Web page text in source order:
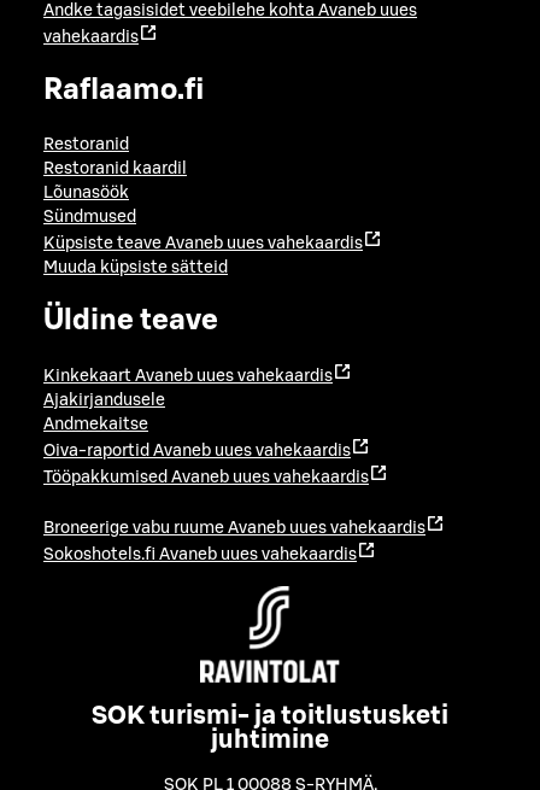
Andke tagasisidet veebilehe kohta Avaneb uues
vahekaardis
Raflaamo.fi
Restoranid
Restoranid kaardil
Lõunasöök
Sündmused
Küpsiste teave Avaneb uues vahekaardis
Muuda küpsiste sätteid
Üldine teave
Kinkekaart Avaneb uues vahekaardis
Ajakirjandusele
Andmekaitse
Oiva-raportid Avaneb uues vahekaardis
Tööpakkumised Avaneb uues vahekaardis
Broneerige vabu ruume Avaneb uues vahekaardis
Sokoshotels.fi Avaneb uues vahekaardis
SOK turismi- ja toitlustusketi
juhtimine
SOK PL 1 00088 S-RYHMÄ,